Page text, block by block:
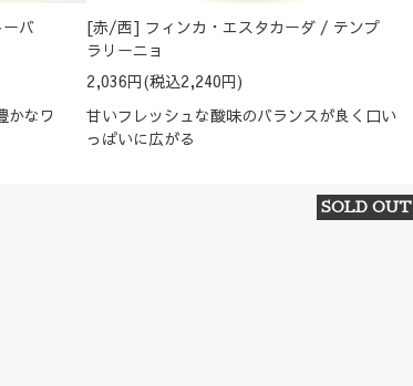
バ
かなワ
[赤/西] フィンカ・エスタカーダ / テンプ
ラリーニョ
2,036円(税込2,240円)
甘いフレッシュな酸味のバランスが良く口い
っぱいに広がる
SOLD OUT